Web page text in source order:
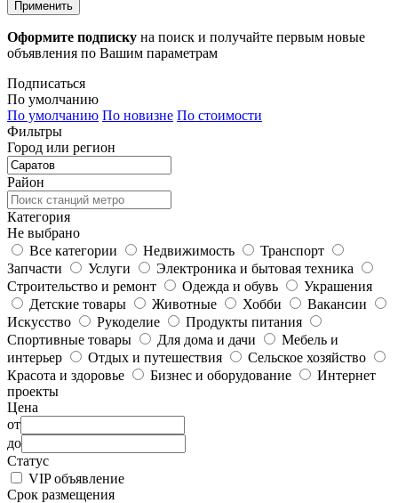
Применить
Оформите подписку на поиск и получайте первым новые
объявления по Вашим параметрам
Подписаться
По умолчанию
По умолчанию По новизне По стоимости
Фильтры
Город или регион
Район
Категория
Не выбрано
Все категории
Недвижимость
Транспорт
Запчасти
Услуги
Электроника и бытовая техника
Строительство и ремонт
Одежда и обувь
Украшения
Детские товары
Животные Хобби
Вакансии
Искусство
Рукоделие
Продукты питания
Спортивные товары
Для дома и дачи
Мебель и
интерьер
Отдых и путешествия
Сельское хозяйство
Красота и здоровье
Бизнес и оборудование
Интернет
проекты
Цена
от
до
Статус
VIP объявление
Срок размещения